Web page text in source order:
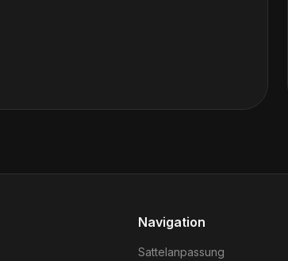
Navigation
Sattelanpassung